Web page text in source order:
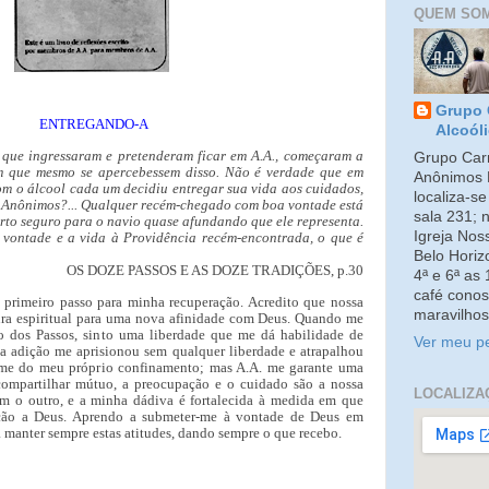
ENTREGANDO-A
ingressaram e pretenderam ficar em A.A., começaram a
mesmo se apercebessem disso. Não é verdade que em
o álcool cada um decidiu entregar sua vida aos cuidados,
Qualquer recém-chegado com boa vontade está
seguro para o navio quase afundando que ele representa.
e a vida à Providência recém-encontrada, o que é
OS DOZE PASSOS E AS DOZE TRADIÇÕES, p.30
passo para minha recuperação. Acredito que nossa
espiritual para uma nova afinidade com Deus. Quando me
dos Passos, sinto uma liberdade que me dá habilidade de
adição me aprisionou sem qualquer liberdade e atrapalhou
do meu próprio confinamento; mas A.A. me garante uma
mútuo, a preocupação e o cuidado são a nossa
o outro, e a minha dádiva é fortalecida à medida em que
a Deus. Aprendo a submeter-me à vontade de Deus em
sempre estas atitudes, dando sempre o que recebo.
QUEM
Grupo
Grupo
Anônimos
localiza-
sala 231;
Igreja
Belo
4ª e 6ª as
café
Ver meu